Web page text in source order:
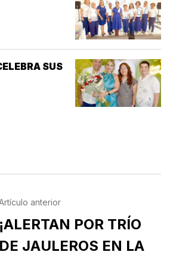
SUS
anterior
POR TRÍO
DE JAULEROS EN LA